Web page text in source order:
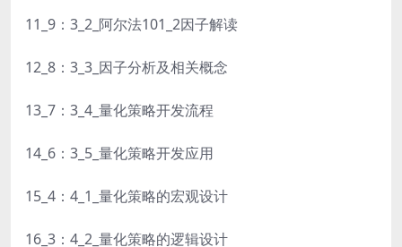
11_9：3_2_阿尔法101_2因子解读
12_8：3_3_因子分析及相关概念
13_7：3_4_量化策略开发流程
14_6：3_5_量化策略开发应用
15_4：4_1_量化策略的宏观设计
16_3：4_2_量化策略的逻辑设计